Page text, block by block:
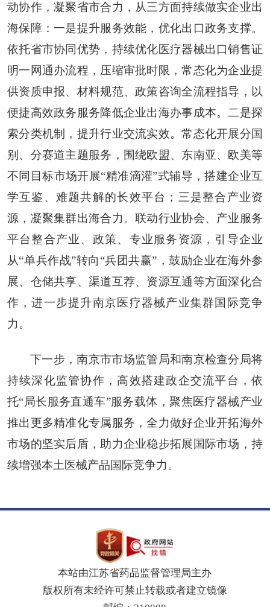
动协作，凝聚省市合力，从三方面持续做实企业出
海保障：一是提升服务效能，优化出口政务支撑。
依托省市协同优势，持续优化医疗器械出口销售证
明一网通办流程，压缩审批时限，常态化为企业提
供资质申报、材料规范、政策咨询全流程指导，以
便捷高效政务服务降低企业出海办事成本。二是探
索分类机制，提升行业交流实效。常态化开展分国
别、分赛道主题服务，围绕欧盟、东南亚、欧美等
不同目标市场开展“精准滴灌”式辅导，搭建企业互
学互鉴、难题共解的长效平台；三是整合产业资
源，凝聚集群出海合力。联动行业协会、产业服务
平台整合产业、政策、专业服务资源，引导企业
从“单兵作战”转向“兵团共赢”，鼓励企业在海外参
展、仓储共享、渠道互荐、资源互通等方面深化合
作，进一步提升南京医疗器械产业集群国际竞争
力。
下一步，南京市市场监管局和南京检查分局将
持续深化监管协作，高效搭建政企交流平台，依
托“局长服务直通车”服务载体，聚焦医疗器械产业
推出更多精准化专属服务，全力做好企业开拓海外
市场的坚实后盾，助力企业稳步拓展国际市场，持
续增强本土医械产品国际竞争力。
本站由江苏省药品监督管理局主办
版权所有未经许可禁止转载或者建立镜像